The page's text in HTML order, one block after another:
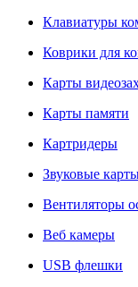
Клавиатуры
Коврики для
Карты
Карты памяти
Картридеры
Звуковые
Вентиляторы
Веб камеры
USB флешки